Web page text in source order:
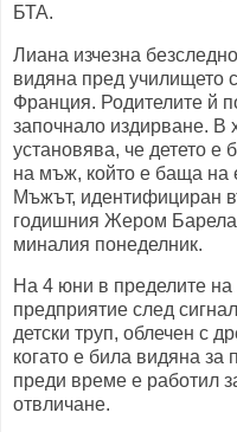
БТА.
Лиана изчезна
видяна пред училището
Франция. Родителите й
започнало издирване. В
установява, че детето е
на мъж, който е баща на
Мъжът, идентифициран
годишния Жером
миналия понеделник.
На 4 юни в пределите на
предприятие след
детски труп, облечен с
когато е била видяна
преди време е работил
отвличане.